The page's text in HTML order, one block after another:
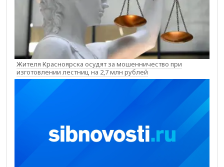
Жителя Красноярска осудят за мошенничество при
изготовлении лестниц на 2,7 млн рублей